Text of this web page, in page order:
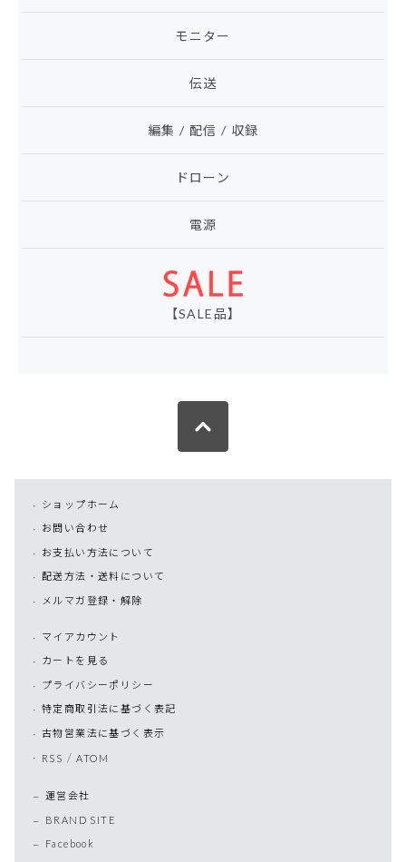
モニター
伝送
編集 / 配信 / 収録
ドローン
電源
【SALE品】
ショップホーム
お問い合わせ
お支払い方法について
配送方法・送料について
メルマガ登録・解除
マイアカウント
カートを見る
プライバシーポリシー
特定商取引法に基づく表記
古物営業法に基づく表示
RSS /ATOM
運営会社
BRAND SITE
Facebook